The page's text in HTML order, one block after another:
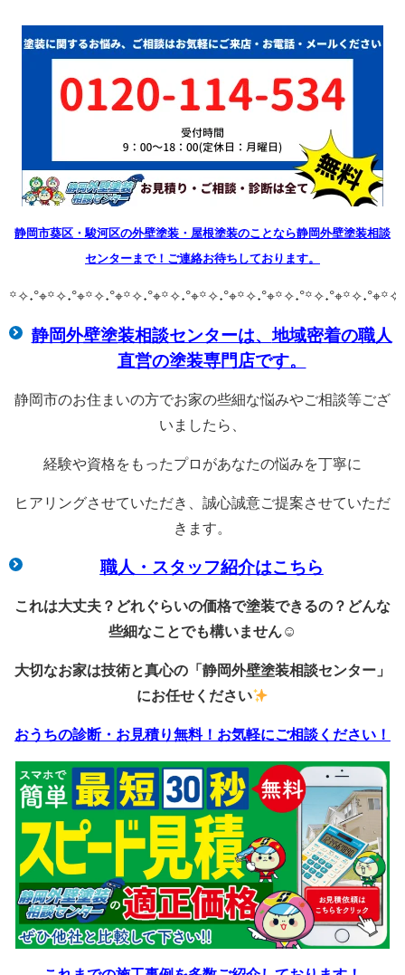
静岡市葵区・駿河区の外壁塗装・屋根塗装のことなら静岡外壁塗装相談
センターまで！ご連絡お待ちしております。
꙳✧˖°⌖꙳✧˖°⌖꙳✧˖°⌖꙳✧˖°⌖꙳✧˖°⌖꙳✧˖°⌖꙳✧˖°⌖꙳✧˖°
静岡外壁塗装相談センターは、地域密着の職人
直営の塗装専門店です。
静岡市のお住まいの方でお家の些細な悩みやご相談等ござ
いましたら、
経験や資格をもったプロがあなたの悩みを丁寧に
ヒアリングさせていただき、誠心誠意ご提案させていただ
きます。
職人・スタッフ紹介はこちら
これは大丈夫？どれぐらいの価格で塗装できるの？どんな
些細なことでも構いません☺
大切なお家は技術と真心の「静岡外壁塗装相談センター」
にお任せください
おうちの診断・お見積り無料！お気軽にご相談ください！